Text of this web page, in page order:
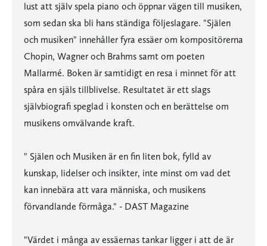
lust att själv spela piano och öppnar vägen till musiken,
som sedan ska bli hans ständiga följeslagare. "Själen
och musiken" innehåller fyra essäer om kompositörerna
Chopin, Wagner och Brahms samt om poeten
Mallarmé. Boken är samtidigt en resa i minnet för att
spåra en själs tillblivelse. Resultatet är ett slags
självbiografi speglad i konsten och en berättelse om
musikens omvälvande kraft.
" Själen och Musiken är en fin liten bok, fylld av
kunskap, lidelser och insikter, inte minst om vad det
kan innebära att vara människa, och musikens
förvandlande förmåga." - DAST Magazine
"Värdet i många av essäernas tankar ligger i att de är